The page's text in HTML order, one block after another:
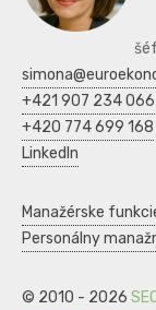
+421 907 234 066
+420 774 699 168
LinkedIn
Manažérske
Personálny
© 2010 - 2026